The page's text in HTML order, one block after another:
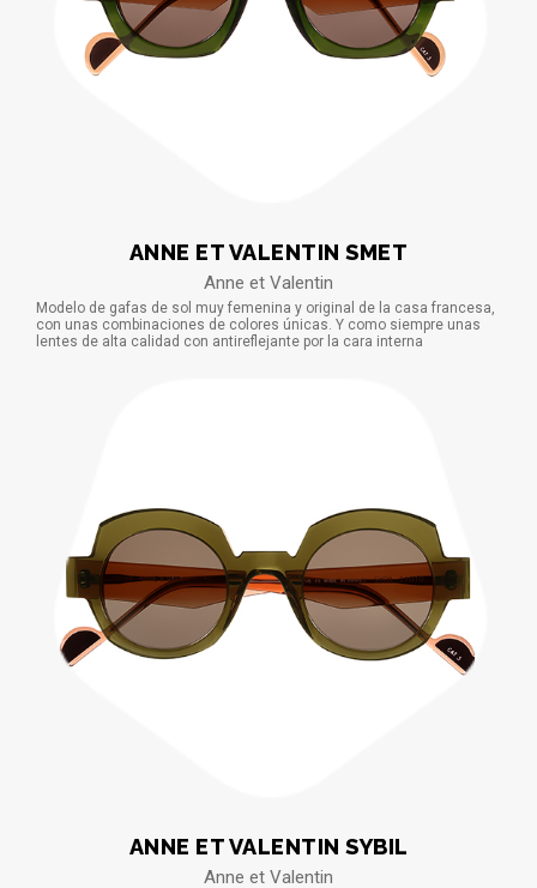
ANNE ET VALENTIN SMET
Anne et Valentin
Modelo de gafas de sol muy femenina y original de la casa francesa,
con unas combinaciones de colores únicas. Y como siempre unas
lentes de alta calidad con antireflejante por la cara interna
ANNE ET VALENTIN SYBIL
Anne et Valentin